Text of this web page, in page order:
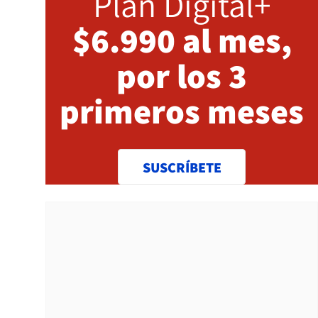
$6.990 al mes,
por los 3
primeros meses
SUSCRÍBETE